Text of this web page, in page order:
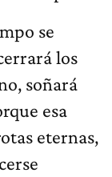
se
los
soñará
esa
eternas,